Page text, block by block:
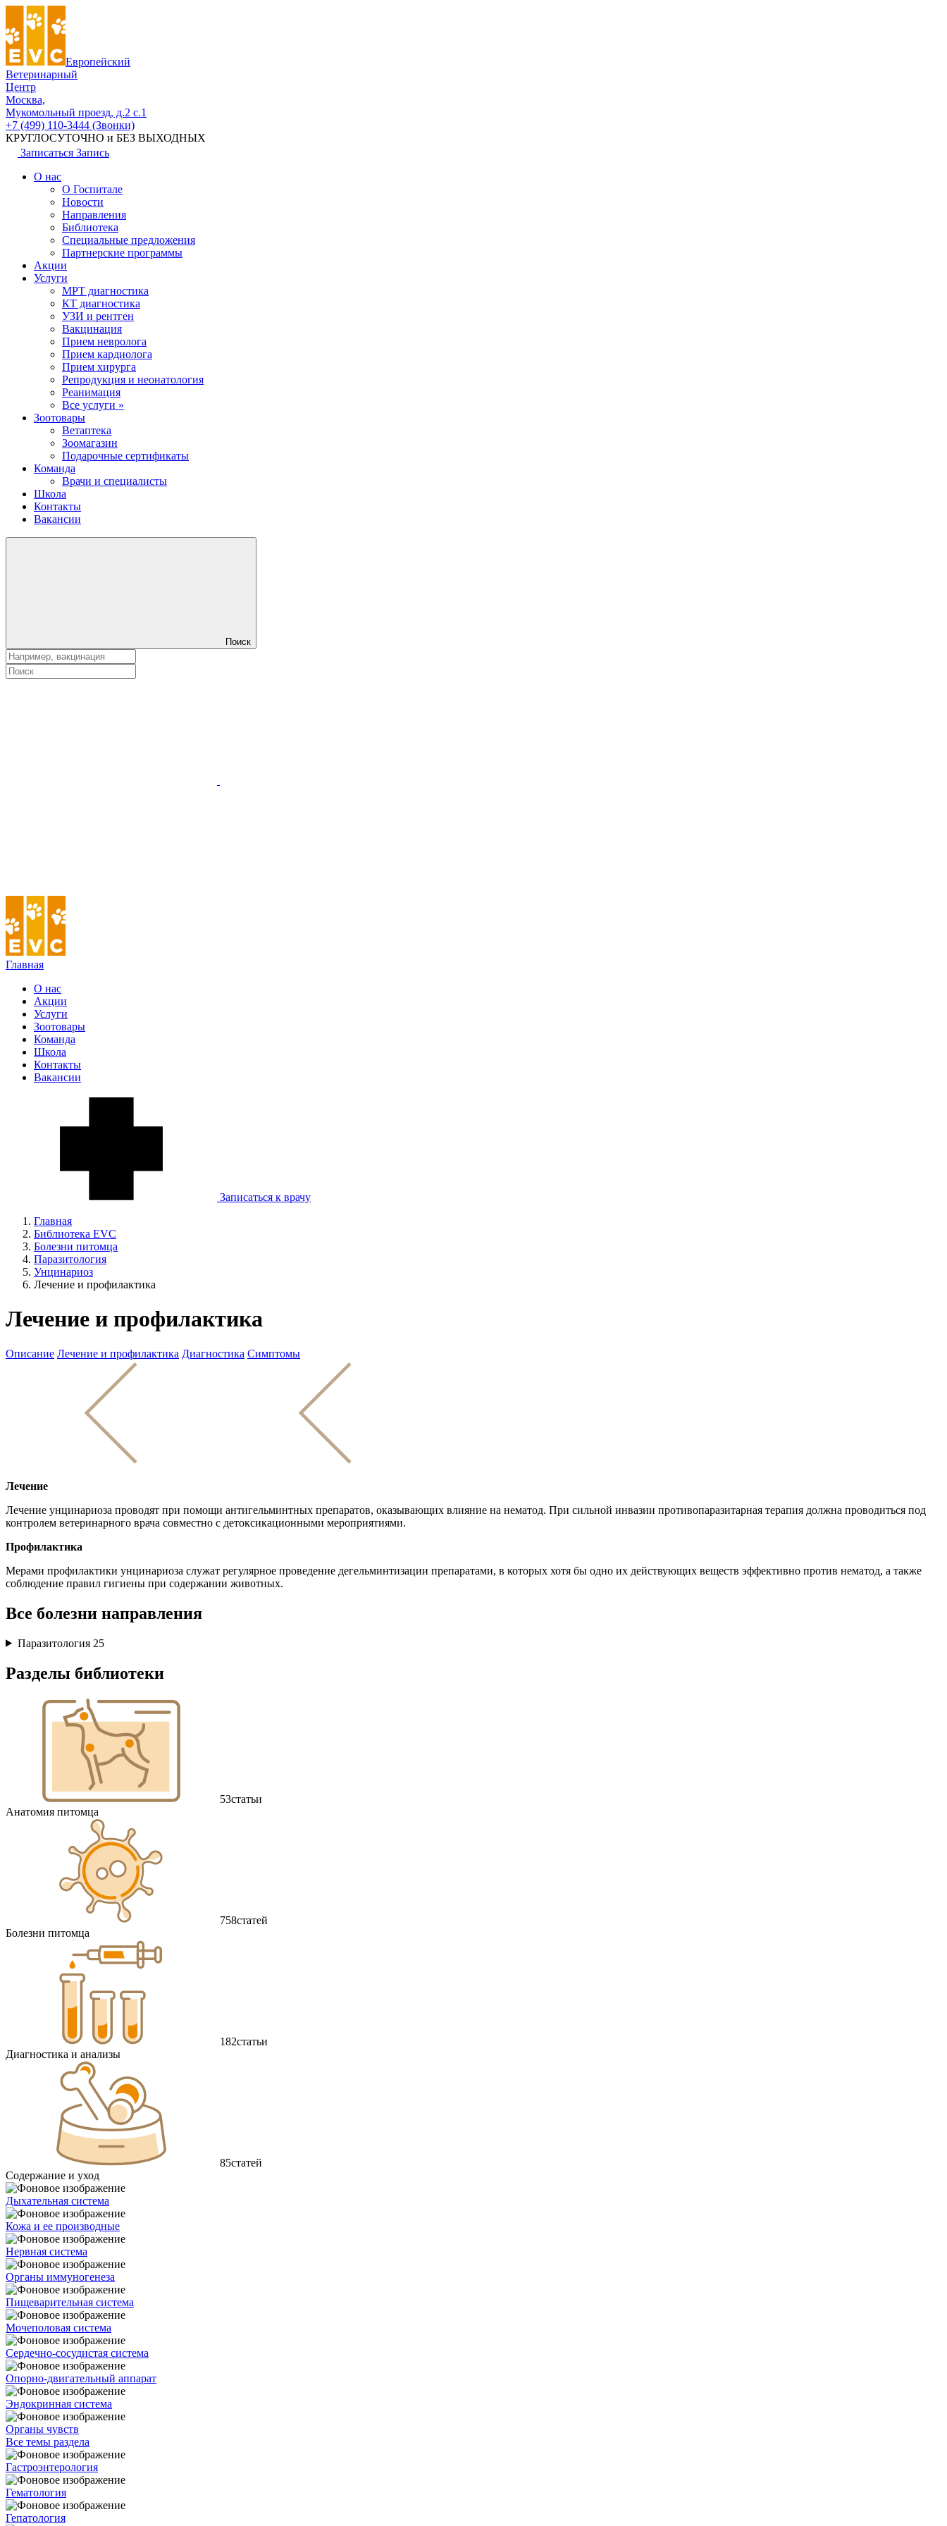
Европейский
Ветеринарный
Центр
Москва,
Мукомольный проезд, д.2 с.1
+7 (499) 110-3444 (Звонки)
КРУГЛОСУТОЧНО и БЕЗ ВЫХОДНЫХ
Записаться Запись
О нас
О Госпитале
Новости
Направления
Библиотека
Специальные предложения
Партнерские программы
Акции
Услуги
МРТ диагностика
КТ диагностика
УЗИ и рентген
Вакцинация
Прием невролога
Прием кардиолога
Прием хирурга
Репродукция и неонатология
Реанимация
Все услуги »
Зоотовары
Ветаптека
Зоомагазин
Подарочные сертификаты
Команда
Врачи и специалисты
Школа
Контакты
Вакансии
Поиск
Главная
О нас
Акции
Услуги
Зоотовары
Команда
Школа
Контакты
Вакансии
Записаться к врачу
Главная
Библиотека EVC
Болезни питомца
Паразитология
Унцинариоз
Лечение и профилактика
Лечение и профилактика
Описание Лечение и профилактика Диагностика Симптомы
Лечение
Лечение унцинариоза проводят при помощи антигельминтных препаратов, оказывающих влияние на нематод. При сильной инвазии противопаразитарная терапия должна проводиться под
контролем ветеринарного врача совместно с детоксикационными мероприятиями.
Профилактика
Мерами профилактики унцинариоза служат регулярное проведение дегельминтизации препаратами, в которых хотя бы одно их действующих веществ эффективно против нематод, а также
соблюдение правил гигиены при содержании животных.
Все болезни направления
Паразитология 25
Разделы библиотеки
53статьи
Анатомия питомца
758статей
Болезни питомца
182статьи
Диагностика и анализы
85статей
Содержание и уход
Дыхательная система
Кожа и ее производные
Нервная система
Органы иммуногенеза
Пищеварительная система
Мочеполовая система
Сердечно-сосудистая система
Опорно-двигательный аппарат
Эндокринная система
Органы чувств
Все темы раздела
Гастроэнтерология
Гематология
Гепатология